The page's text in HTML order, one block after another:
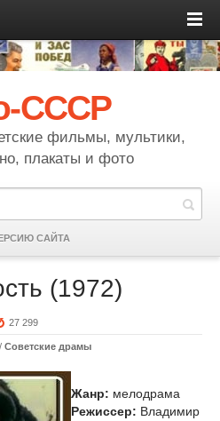
СССР
фильмы, мультики,
плакаты и фото
САЙТА
(1972)
27 299
/ Советские драмы
Жанр: мелодрама
Режиссер: Владимир